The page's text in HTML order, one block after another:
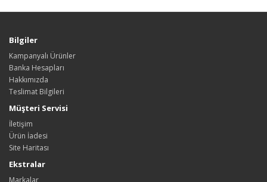
Bilgiler
Kampanyalı Ürünler
Banka Hesapları
Hakkımızda
Teslimat Bilgileri
Müşteri Servisi
İletişim
Ürün İadesi
Site Haritası
Ekstralar
Markalar